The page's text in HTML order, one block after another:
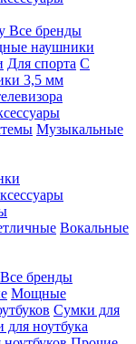
Все бренды
наушники
Для спорта С
3,5 мм
Музыкальные
Вокальные
Все бренды
Мощные
Сумки для
для ноутбука